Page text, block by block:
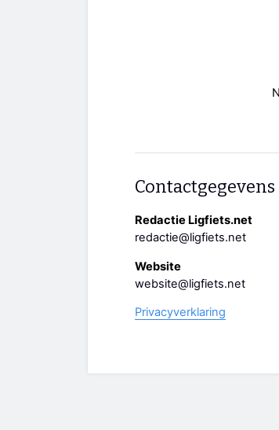
Contactgegevens
Redactie Ligfiets.net
redactie@ligfiets.net
Website
website@ligfiets.net
Privacyverklaring